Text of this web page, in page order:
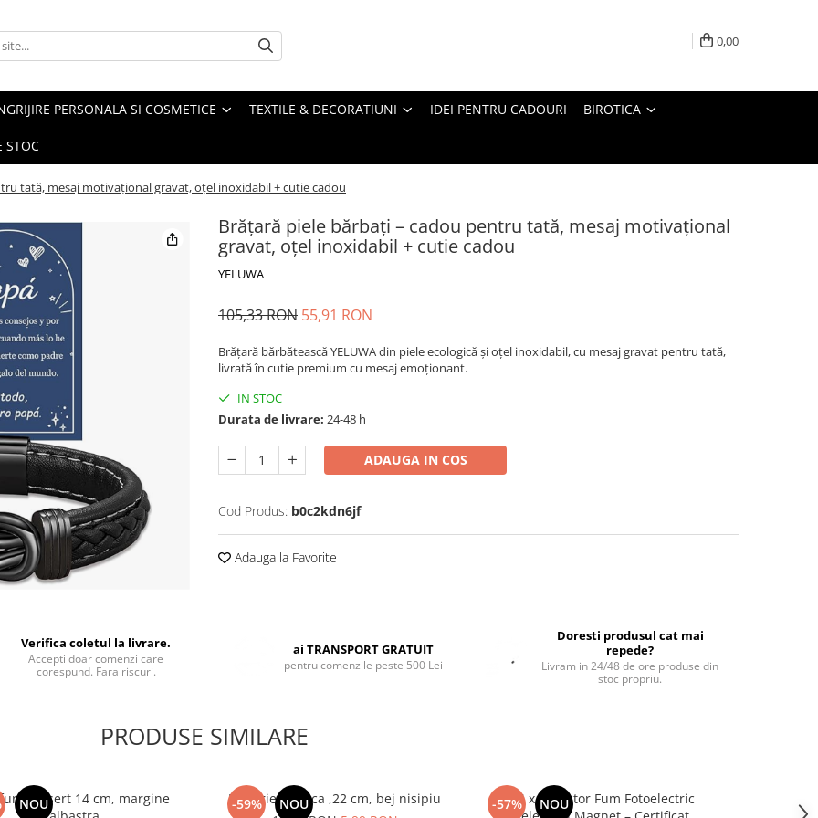
0,00
PERSONALA SI COSMETICE TEXTILE & DECORATIUNI IDEI PENTRU CADOURI BIROTICA
STOC
tată, mesaj motivațional gravat, oțel inoxidabil + cutie cadou
Brățară piele bărbați – cadou pentru tată, mesaj motivațional
gravat, oțel inoxidabil + cutie cadou
YELUWA
105,33 RON 55,91 RON
Brățară bărbătească YELUWA din piele ecologică și oțel inoxidabil, cu mesaj gravat pentru tată,
livrată în cutie premium cu mesaj emoționant.
IN STOC
Durata de livrare: 24-48 h
ADAUGA IN COS
Cod Produs: b0c2kdn6jf
Adauga la Favorite
Verifica coletul la livrare.
Accepti doar comenzi care
corespund. Fara riscuri.
ai TRANSPORT GRATUIT
pentru comenzile peste 500 Lei
Doresti produsul cat mai
repede?
Livram in 24/48 de ore produse din
stoc propriu.
PRODUSE SIMILARE
NOU
desert 14 cm, margine
-59% NOU
Farfurie adanca ,22 cm, bej nisipiu
-57% NOU
Set 4 x Detector Fum Fotoelectric